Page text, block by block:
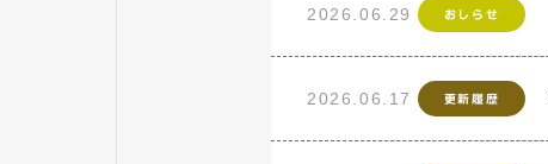
2026.06.29 おしらせ
2026.06.17 更新履歴